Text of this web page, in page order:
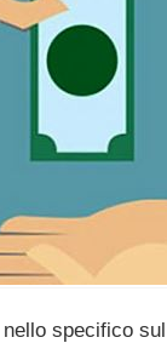
specifico